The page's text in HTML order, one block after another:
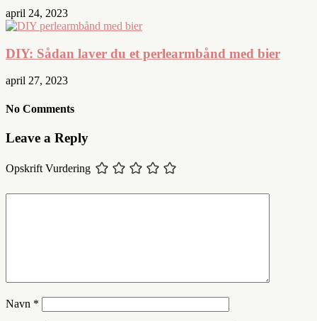
april 24, 2023
DIY: Sådan laver du et perlearmbånd med bier
april 27, 2023
No Comments
Leave a Reply
Opskrift Vurdering
Navn *